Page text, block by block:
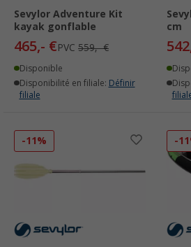
Sevylor Adventure Kit
kayak gonflable
465,- €PVC 559,- €
Disponible
Disponibilité en filiale: Définir
filiale
cm
-11% -